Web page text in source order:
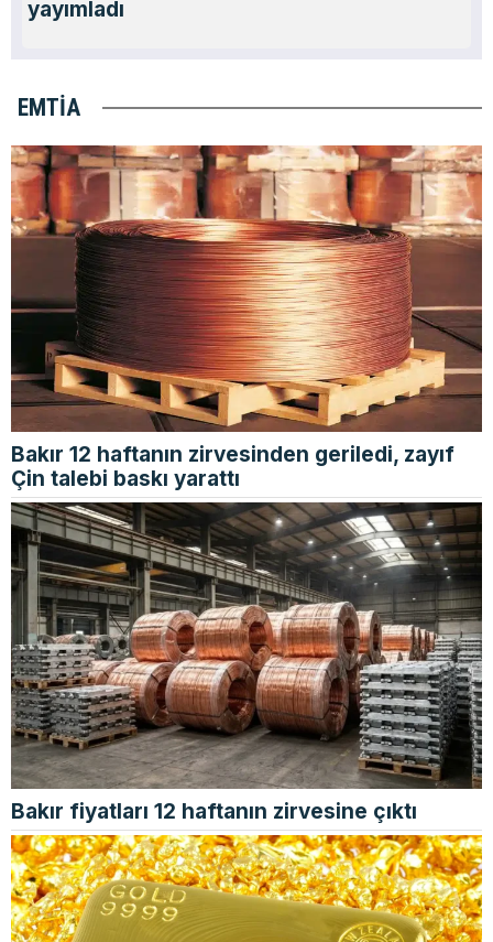
yayımladı
EMTIA
Bakır 12 haftanın zirvesinden geriledi, zayıf
Çin talebi baskı yarattı
Bakır fiyatları 12 haftanın zirvesine çıktı